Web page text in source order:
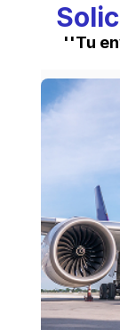
''Tu